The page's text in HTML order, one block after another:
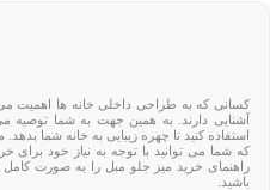
کسانی که به طراحی داخلی خانه ها اهمیت
آشنایی دارند. به همین جهت به شما توصیه
استفاده کنید تا چهره زیبایی به خانه شما
که شما می توانید با توجه به نیاز خود برای
راهنمای خرید میز جلو مبل را به صورت کامل
باشید.